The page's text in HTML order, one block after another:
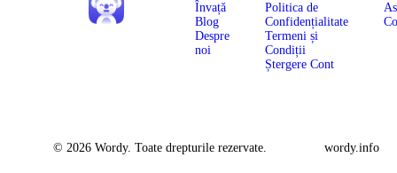
Învață
Blog
Despre
noi
Politica de
Confidențialitate
Termeni și
Condiții
Ștergere Cont
© 2026 Wordy. Toate drepturile rezervate. wordy.info